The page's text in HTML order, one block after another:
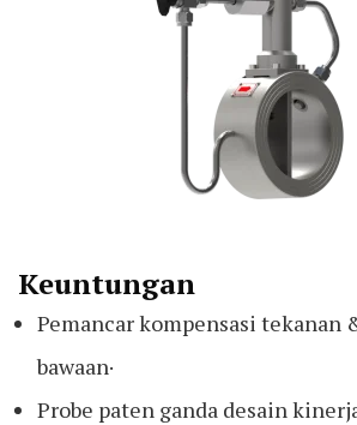
Keuntungan
Pemancar kompensasi tekanan
bawaan·
Probe paten ganda desain